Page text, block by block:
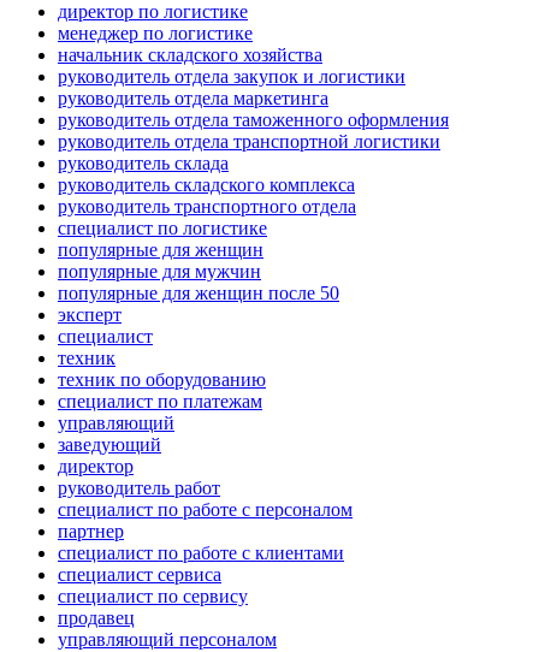
директор по логистике
менеджер по логистике
начальник складского хозяйства
руководитель отдела закупок и логистики
руководитель отдела маркетинга
руководитель отдела таможенного оформления
руководитель отдела транспортной логистики
руководитель склада
руководитель складского комплекса
руководитель транспортного отдела
специалист по логистике
популярные для женщин
популярные для мужчин
популярные для женщин после 50
эксперт
специалист
техник
техник по оборудованию
специалист по платежам
управляющий
заведующий
директор
руководитель работ
специалист по работе с персоналом
партнер
специалист по работе с клиентами
специалист сервиса
специалист по сервису
продавец
управляющий персоналом